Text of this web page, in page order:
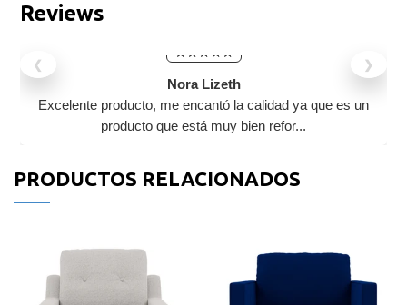
Reviews
❮ ❯
Nora Lizeth
Excelente producto, me encantó la calidad ya que es un
producto que está muy bien refor...
PRODUCTOS RELACIONADOS